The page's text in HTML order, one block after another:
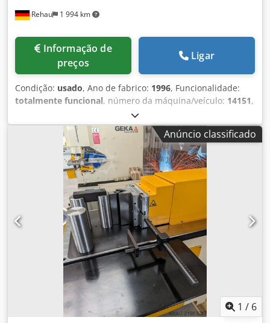
Rehau 1 994 km
preços
Ligar
Condição: usado, Ano de fabrico: 1996, Funcionalidade:
totalmente funcional, número da máquina/veículo: 14151,
, largura de trabalho:
espessura da chapa (máx.):2 mm, Oferecemos esta
máquina de dobrar usada Göteneds K25-30 A 1200, ano de
fabrico 1996. Modelo: K25-30 A 1200 Área de trabalho:
3100 mm x 2,0 mm Número de série: 14151 Ano de fabrico:
12 / 96 Dcjdezdzxgjpfx Amfok Peso: 3485 kg A máquina
recebeu, há algum tempo, uma nova caixa de velocidades
e um novo visor. A máquina encontra-se em bom estado
de conservação, com imprecisões normais devido à idade.
Para muitas aplicações, é perfeitamente adequada. Se
tiver dúvidas ou precisar de mais informações, envie-nos
uma mensagem ou ligue-nos.
Anúncio classificado
1 / 6